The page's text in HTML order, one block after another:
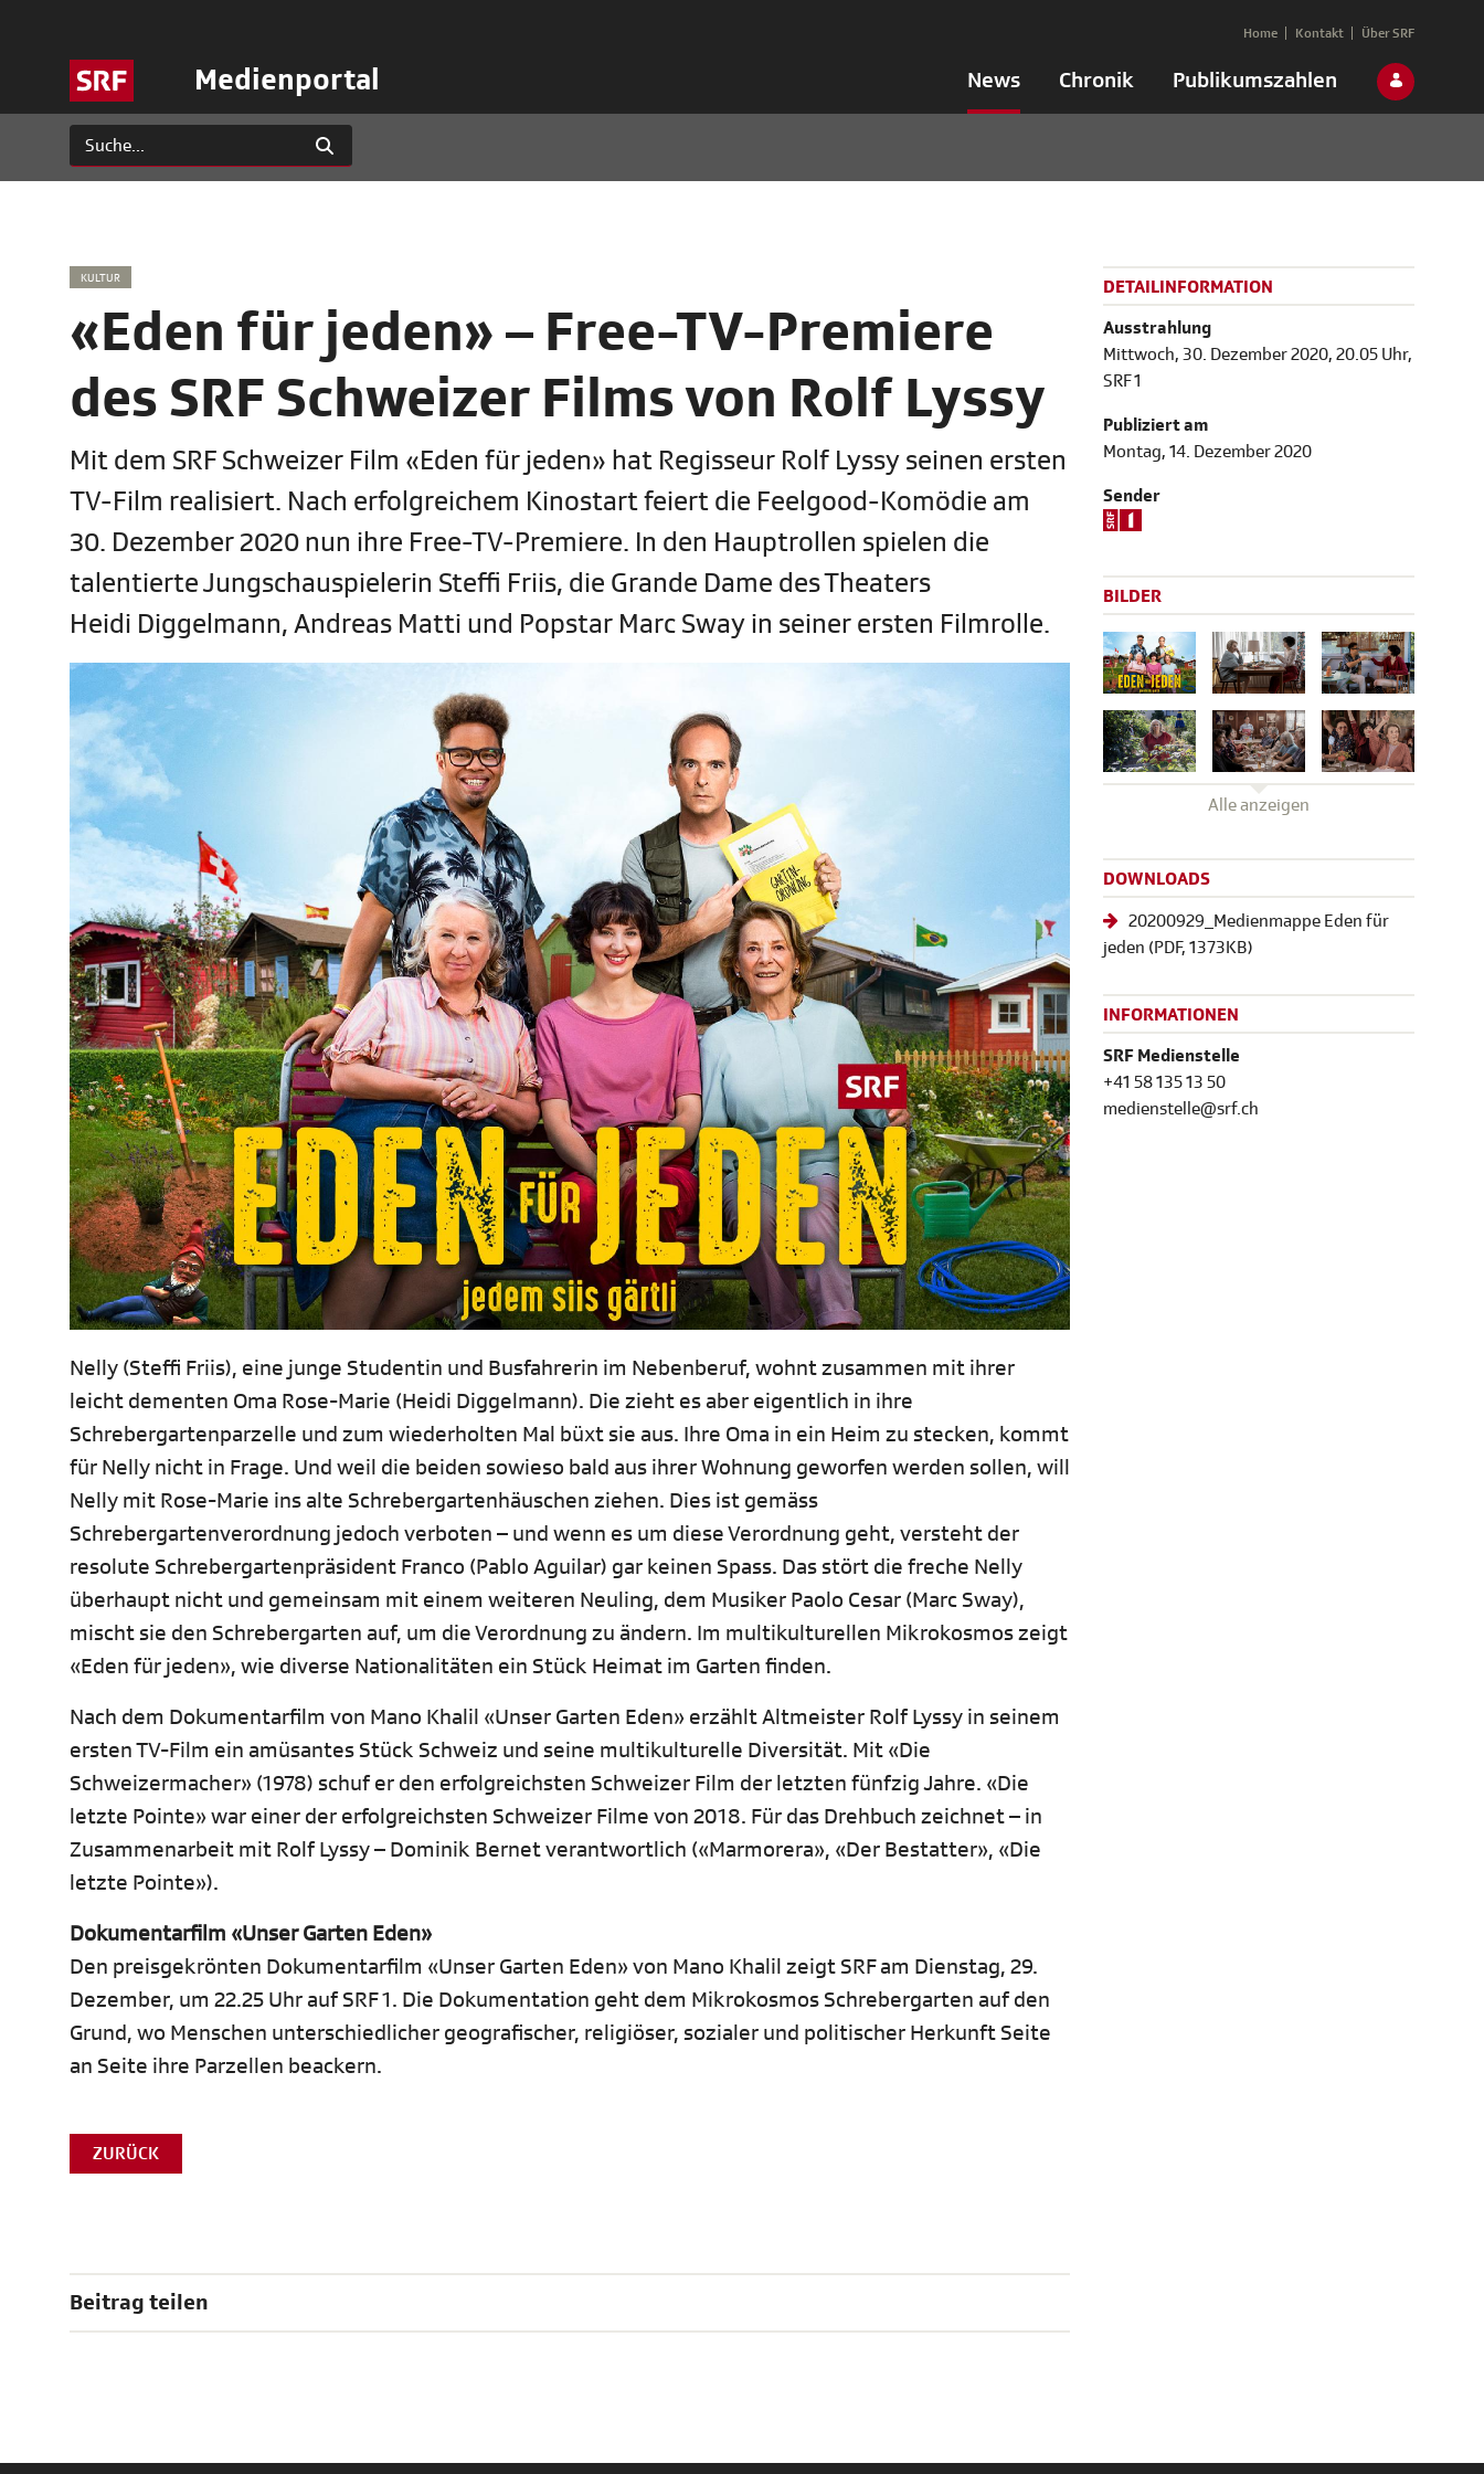
Medienportal News Chronik Publikumszahlen
Home Kontakt Über SRF
KULTUR
«Eden für jeden» – Free-TV-Premiere
des SRF Schweizer Films von Rolf Lyssy
Mit dem SRF Schweizer Film «Eden für jeden» hat Regisseur Rolf Lyssy seinen ersten
TV-Film realisiert. Nach erfolgreichem Kinostart feiert die Feelgood-Komödie am
30. Dezember 2020 nun ihre Free-TV-Premiere. In den Hauptrollen spielen die
talentierte Jungschauspielerin Steffi Friis, die Grande Dame des Theaters
Heidi Diggelmann, Andreas Matti und Popstar Marc Sway in seiner ersten Filmrolle.
Nelly (Steffi Friis), eine junge Studentin und Busfahrerin im Nebenberuf, wohnt zusammen mit ihrer
leicht dementen Oma Rose-Marie (Heidi Diggelmann). Die zieht es aber eigentlich in ihre
Schrebergartenparzelle und zum wiederholten Mal büxt sie aus. Ihre Oma in ein Heim zu stecken, kommt
für Nelly nicht in Frage. Und weil die beiden sowieso bald aus ihrer Wohnung geworfen werden sollen, will
Nelly mit Rose-Marie ins alte Schrebergartenhäuschen ziehen. Dies ist gemäss
Schrebergartenverordnung jedoch verboten – und wenn es um diese Verordnung geht, versteht der
resolute Schrebergartenpräsident Franco (Pablo Aguilar) gar keinen Spass. Das stört die freche Nelly
überhaupt nicht und gemeinsam mit einem weiteren Neuling, dem Musiker Paolo Cesar (Marc Sway),
mischt sie den Schrebergarten auf, um die Verordnung zu ändern. Im multikulturellen Mikrokosmos zeigt
«Eden für jeden», wie diverse Nationalitäten ein Stück Heimat im Garten finden.
Nach dem Dokumentarfilm von Mano Khalil «Unser Garten Eden» erzählt Altmeister Rolf Lyssy in seinem
ersten TV-Film ein amüsantes Stück Schweiz und seine multikulturelle Diversität. Mit «Die
Schweizermacher» (1978) schuf er den erfolgreichsten Schweizer Film der letzten fünfzig Jahre. «Die
letzte Pointe» war einer der erfolgreichsten Schweizer Filme von 2018. Für das Drehbuch zeichnet – in
Zusammenarbeit mit Rolf Lyssy – Dominik Bernet verantwortlich («Marmorera», «Der Bestatter», «Die
letzte Pointe»).
Dokumentarfilm «Unser Garten Eden»
Den preisgekrönten Dokumentarfilm «Unser Garten Eden» von Mano Khalil zeigt SRF am Dienstag, 29.
Dezember, um 22.25 Uhr auf SRF 1. Die Dokumentation geht dem Mikrokosmos Schrebergarten auf den
Grund, wo Menschen unterschiedlicher geografischer, religiöser, sozialer und politischer Herkunft Seite
an Seite ihre Parzellen beackern.
ZURÜCK
Beitrag teilen
DETAILINFORMATION
Ausstrahlung
Mittwoch, 30. Dezember 2020, 20.05 Uhr,
SRF 1
Publiziert am
Montag, 14. Dezember 2020
Sender
BILDER
Alle anzeigen
DOWNLOADS
20200929_Medienmappe Eden für
jeden (PDF, 1373KB)
INFORMATIONEN
SRF Medienstelle
+41 58 135 13 50
medienstelle@srf.ch